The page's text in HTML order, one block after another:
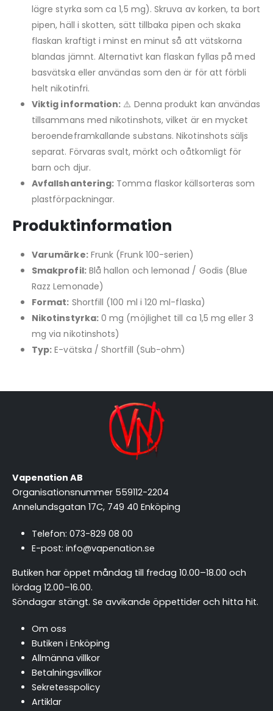
lägre styrka som ca 1,5 mg). Skruva av korken, ta bort
pipen, häll i skotten, sätt tillbaka pipen och skaka
flaskan kraftigt i minst en minut så att vätskorna
blandas jämnt. Alternativt kan flaskan fyllas på med
basvätska eller användas som den är för att förbli
helt nikotinfri.
Viktig information: ⚠️ Denna produkt kan användas
tillsammans med nikotinshots, vilket är en mycket
beroendeframkallande substans. Nikotinshots säljs
separat. Förvaras svalt, mörkt och oåtkomligt för
barn och djur.
Avfallshantering: Tomma flaskor källsorteras som
plastförpackningar.
Produktinformation
Varumärke:Frunk (Frunk 100-serien)
Smakprofil:Blå hallon och lemonad / Godis (Blue
Razz Lemonade)
Format: Shortfill (100 ml i 120 ml-flaska)
Nikotinstyrka:0 mg (möjlighet till ca 1,5 mg eller 3
mg via nikotinshots)
Typ: E-vätska / Shortfill (Sub-ohm)
Vapenation AB
Organisationsnummer 559112-2204
Annelundsgatan 17C, 749 40 Enköping
Telefon: 073-829 08 00
E-post: info@vapenation.se
Butiken har öppet måndag till fredag 10.00–18.00 och
lördag 12.00–16.00.
Söndagar stängt. Se avvikande öppettider och hitta hit.
Om oss
Butiken i Enköping
Allmänna villkor
Betalningsvillkor
Sekretesspolicy
Artiklar